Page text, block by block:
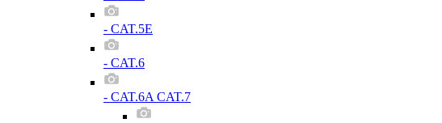
- CAT.5E
- CAT.6
- CAT.6A CAT.7